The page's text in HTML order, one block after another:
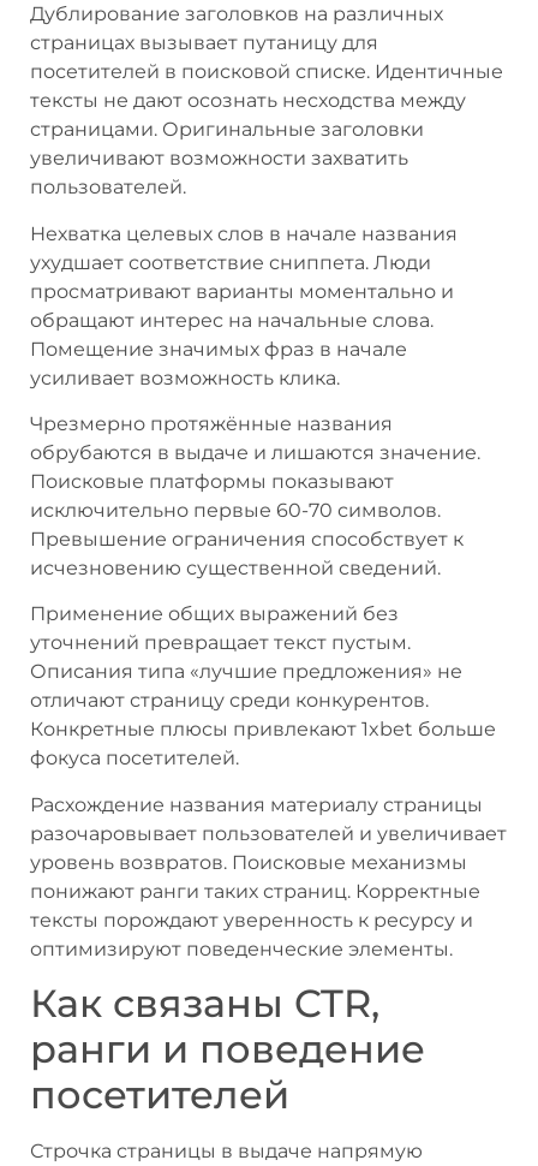
Дублирование заголовков на различных
страницах вызывает путаницу для
посетителей в поисковой списке. Идентичные
тексты не дают осознать несходства между
страницами. Оригинальные заголовки
увеличивают возможности захватить
пользователей.
Нехватка целевых слов в начале названия
ухудшает соответствие сниппета. Люди
просматривают варианты моментально и
обращают интерес на начальные слова.
Помещение значимых фраз в начале
усиливает возможность клика.
Чрезмерно протяжённые названия
обрубаются в выдаче и лишаются значение.
Поисковые платформы показывают
исключительно первые 60-70 символов.
Превышение ограничения способствует к
исчезновению существенной сведений.
Применение общих выражений без
уточнений превращает текст пустым.
Описания типа «лучшие предложения» не
отличают страницу среди конкурентов.
Конкретные плюсы привлекают 1xbet больше
фокуса посетителей.
Расхождение названия материалу страницы
разочаровывает пользователей и увеличивает
уровень возвратов. Поисковые механизмы
понижают ранги таких страниц. Корректные
тексты порождают уверенность к ресурсу и
оптимизируют поведенческие элементы.
Как связаны CTR,
ранги и поведение
посетителей
Строчка страницы в выдаче напрямую